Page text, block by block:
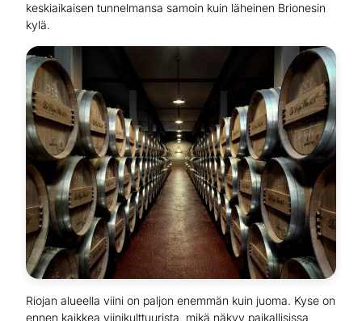
keskiaikaisen tunnelmansa samoin kuin läheinen Brionesin
kylä.
Riojan alueella viini on paljon enemmän kuin juoma. Kyse on
ennen kaikkea viinikulttuurista, mikä näkyy paikallisissa